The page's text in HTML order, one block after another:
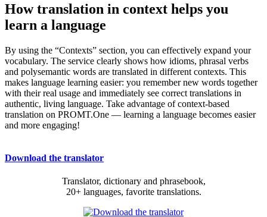
How translation in context helps you
learn a language
By using the “Contexts” section, you can effectively expand your
vocabulary. The service clearly shows how idioms, phrasal verbs
and polysemantic words are translated in different contexts. This
makes language learning easier: you remember new words together
with their real usage and immediately see correct translations in
authentic, living language. Take advantage of context-based
translation on PROMT.One — learning a language becomes easier
and more engaging!
Download the translator
Translator, dictionary and phrasebook,
20+ languages, favorite translations.